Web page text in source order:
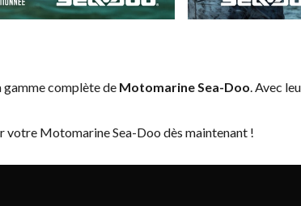
gamme complète de Motomarine Sea-Doo. Avec
votre Motomarine Sea-Doo dès maintenant !